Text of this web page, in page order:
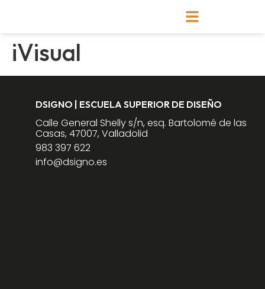
iVisual
DSIGNO | ESCUELA SUPERIOR DE DISEÑO
Calle General Shelly s/n, esq. Bartolomé de las
Casas, 47007, Valladolid
983 397 622
info@dsigno.es